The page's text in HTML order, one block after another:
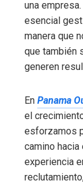
una
esencial
manera que
que también
generen
En Panama
el
esforzamos
camino hacia
experiencia